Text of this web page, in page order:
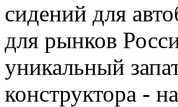
сидений для
для рынков
уникальный
конструктора -